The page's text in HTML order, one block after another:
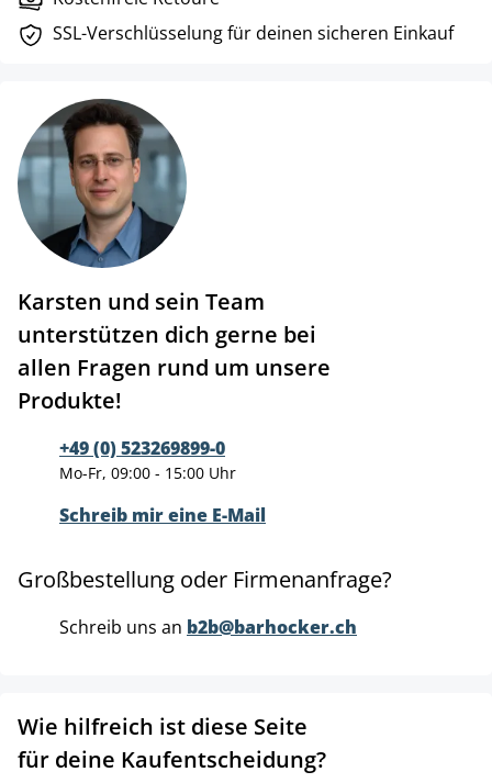
SSL-Verschlüsselung für deinen sicheren Einkauf
Karsten und sein Team
unterstützen dich gerne bei
allen Fragen rund um unsere
Produkte!
+49 (0) 523269899-0
Mo-Fr, 09:00 - 15:00 Uhr
Schreib mir eine E-Mail
Großbestellung oder Firmenanfrage?
Schreib uns an b2b@barhocker.ch
Wie hilfreich ist diese Seite
für deine Kaufentscheidung?